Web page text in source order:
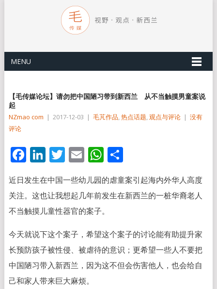
MENU
【毛传媒论坛】请勿把中国陋习带到新西兰 从不当触摸男童案说
起
NZmao com | 2017-12-03 | 毛芃作品,热点话题,观点与评论 | 没有
评论
Facebook
LinkedIn
Twitter
EmailWhatsApp
分
近日发生在中国一些幼儿园的虐童案引起海内外华人高度
关注。这也让我想起几年前发生在新西兰的一桩华裔老人
不当触摸儿童性器官的案子。
今天就说下这个案子，希望这个案子的讨论能有助提升家
长预防孩子被性侵、被虐待的意识；更希望一些人不要把
中国陋习带入新西兰，因为这不但会伤害他人，也会给自
己和家人带来巨大麻烦。